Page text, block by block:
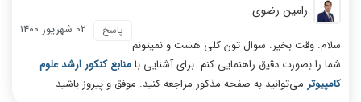
رامین رضوی
02 شهریور 1400 پاسخ
سلام. وقت بخیر. سوال تون کلی هست و نمیتونم
شما را بصورت دقیق راهنمایی کنم. برای آشنایی بامنابع کنکور ارشد علوم
کامپیوتر می‌توانید به صفحه مذکور مراجعه کنید. موفق و پیروز باشید